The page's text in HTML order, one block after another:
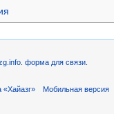
форма для связи
Мобильная версия